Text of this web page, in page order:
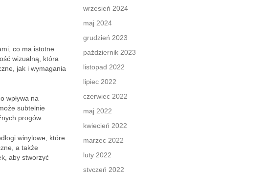
co ma istotne
wizualną, która
jak i wymagania
wpływa na
subtelnie
progów.
winylowe, które
a także
aby stworzyć
wrzesień 2024
maj 2024
grudzień 2023
październik 2023
listopad 2022
lipiec 2022
czerwiec 2022
maj 2022
kwiecień 2022
marzec 2022
luty 2022
styczeń 2022